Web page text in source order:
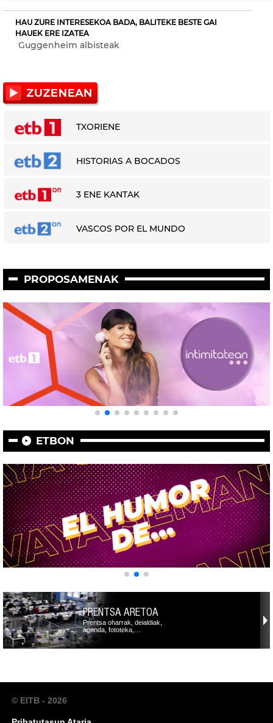
HAU ZURE INTERESEKOA BADA, BALITEKE BESTE GAI
HAUEK ERE IZATEA
Guggenheim albisteak
TXORIENE
HISTORIAS A BOCADOS
3 ENE KANTAK
VASCOS POR EL MUNDO
PROPOSAMENAK
ETBON
PRENTSA ARETOA
Prentsa oharrak, deialdiak,
agenda, fototeka,…
© EITB - 2026